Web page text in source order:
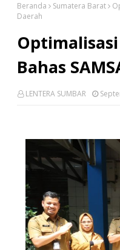
Beranda Sumatera Barat
Daerah
Bahas
LENTERA SUMBAR